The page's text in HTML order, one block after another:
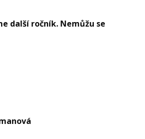
další ročník. Nemůžu se